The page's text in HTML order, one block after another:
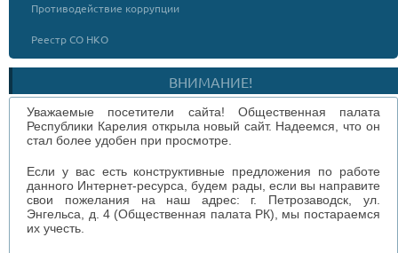
Противодействие коррупции
Реестр СО НКО
ВНИМАНИЕ!
Уважаемые посетители сайта! Общественная палата
Республики Карелия открыла новый сайт. Надеемся, что он
стал более удобен при просмотре.
Если у вас есть конструктивные предложения по работе
данного Интернет-ресурса, будем рады, если вы направите
свои пожелания на наш адрес: г. Петрозаводск, ул.
Энгельса, д. 4 (Общественная палата РК), мы постараемся
их учесть.